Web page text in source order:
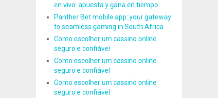
en vivo: apuesta y gana en tiempo
Panther Bet mobile app: your gateway
to seamless gaming in South Africa
Como escolher um cassino online
seguro e confiável
Como escolher um cassino online
seguro e confiável
Como escolher um cassino online
seguro e confiável